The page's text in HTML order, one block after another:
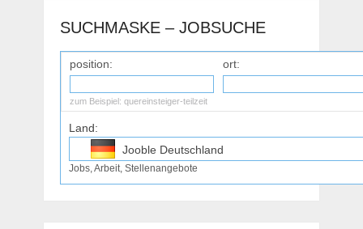
SUCHMASKE – JOBSUCHE
position: ort:
zum Beispiel: quereinsteiger-teilzeit
Land:
Jooble Deutschland
Jooble Osterreich
Jobs, Arbeit, Stellenangebote